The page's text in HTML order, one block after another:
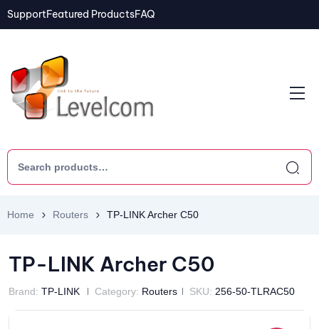
SupportFeatured ProductsFAQ
Home Routers TP-LINK Archer C50
TP-LINK Archer C50
Brand: TP-LINK Category: Routers SKU: 256-50-TLRAC50